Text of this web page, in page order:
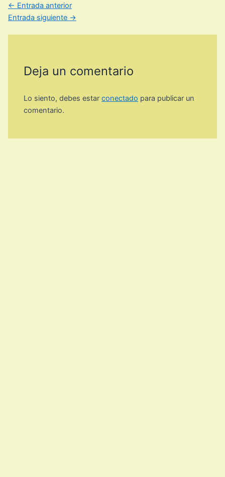
← Entrada anterior
Entrada siguiente →
Deja un comentario
Lo siento, debes estarconectado para publicar un
comentario.